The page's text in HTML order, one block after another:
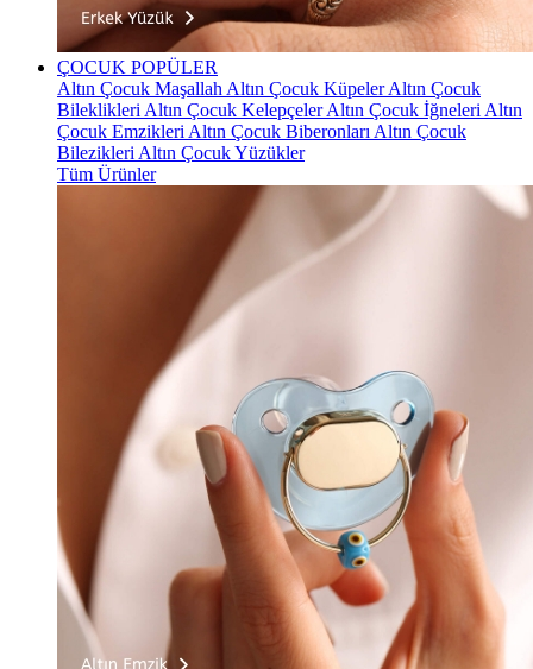
ÇOCUK POPÜLER
Altın Çocuk Maşallah Altın Çocuk KüpelerAltın Çocuk
Bileklikleri Altın Çocuk KelepçelerAltın Çocuk İğneleri Altın
Çocuk Emzikleri Altın Çocuk Biberonları Altın Çocuk
Bilezikleri Altın Çocuk Yüzükler
Tüm Ürünler